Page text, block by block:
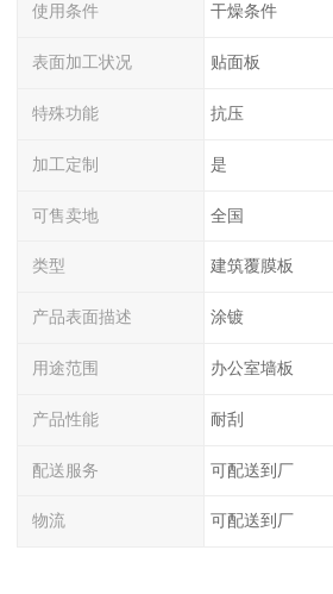
使用条件 干燥条件
表面加工状况 贴面板
特殊功能 抗压
加工定制 是
可售卖地 全国
类型 建筑覆膜板
产品表面描述 涂镀
用途范围 办公室墙板
产品性能 耐刮
配送服务 可配送到厂
物流 可配送到厂